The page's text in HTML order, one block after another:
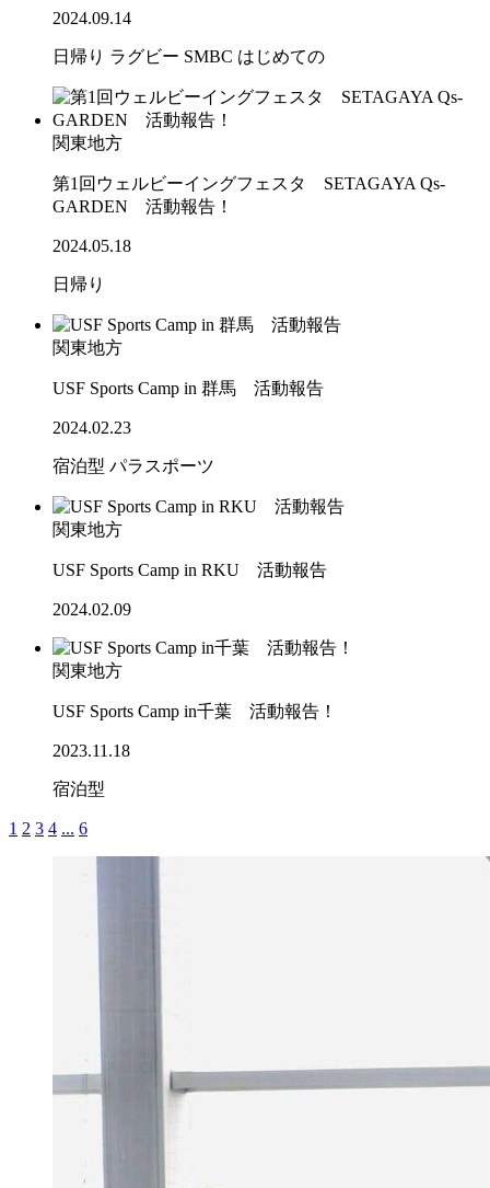
2024.09.14
日帰り ラグビー SMBC はじめての
関東地方
第1回ウェルビーイングフェスタ SETAGAYA Qs-
GARDEN 活動報告！
2024.05.18
日帰り
関東地方
USF Sports Camp in 群馬 活動報告
2024.02.23
宿泊型 パラスポーツ
関東地方
USF Sports Camp in RKU 活動報告
2024.02.09
関東地方
USF Sports Camp in千葉 活動報告！
2023.11.18
宿泊型
1 2 3 4 ... 6